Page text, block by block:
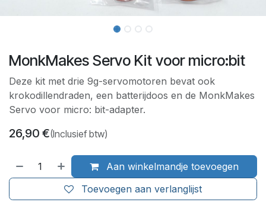
MonkMakes Servo Kit voor micro:bit
Deze kit met drie 9g-servomotoren bevat ook
krokodillendraden, een batterijdoos en de MonkMakes
Servo voor micro: bit-adapter.
26,90 €(Inclusief btw)
Aan winkelmandje toevoegen
Toevoegen aan verlanglijst